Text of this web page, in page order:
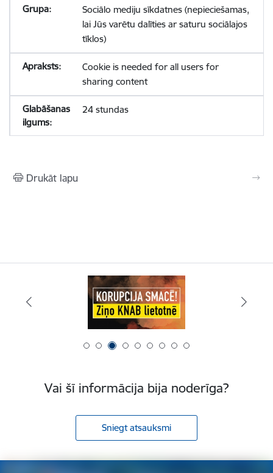
Sociālo mediju sīkdatnes (nepieciešamas,
lai Jūs varētu dalīties ar saturu sociālajos
tīklos)
Cookie is needed for all users for
sharing content
24 stundas
Drukāt lapu
Vai šī informācija bija noderīga?
Sniegt atsauksmi